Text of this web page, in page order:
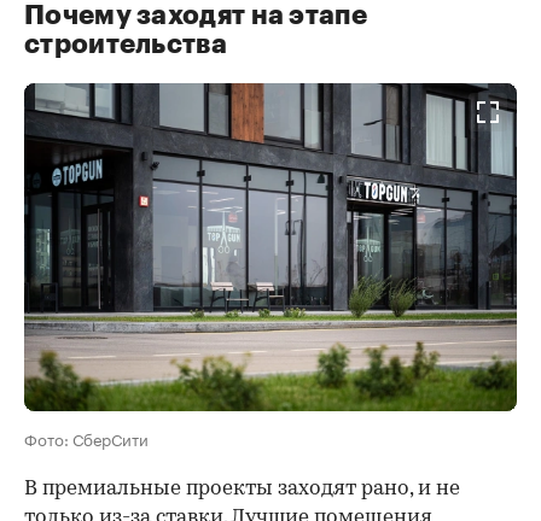
Почему заходят на этапе
строительства
Фото: СберСити
В премиальные проекты заходят рано, и не